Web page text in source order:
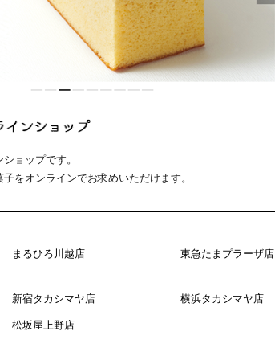
ョップです。
をオンラインでお求めいただけます。
まるひろ川越店 東急たまプラーザ店
新宿タカシマヤ店 横浜タカシマヤ店
松坂屋上野店